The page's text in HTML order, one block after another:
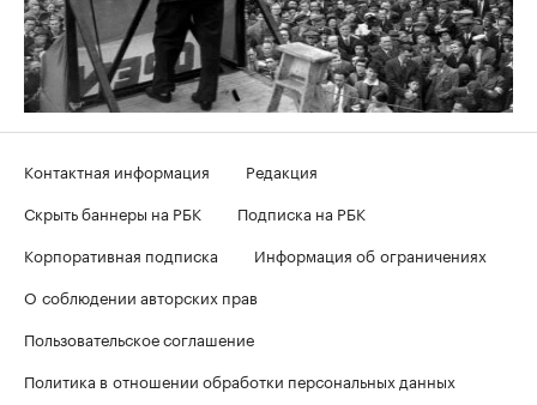
Контактная информация
Редакция
Скрыть баннеры на РБК
Подписка на РБК
Корпоративная подписка
Информация об ограничениях
О соблюдении авторских прав
Пользовательское соглашение
Политика в отношении обработки персональных данных